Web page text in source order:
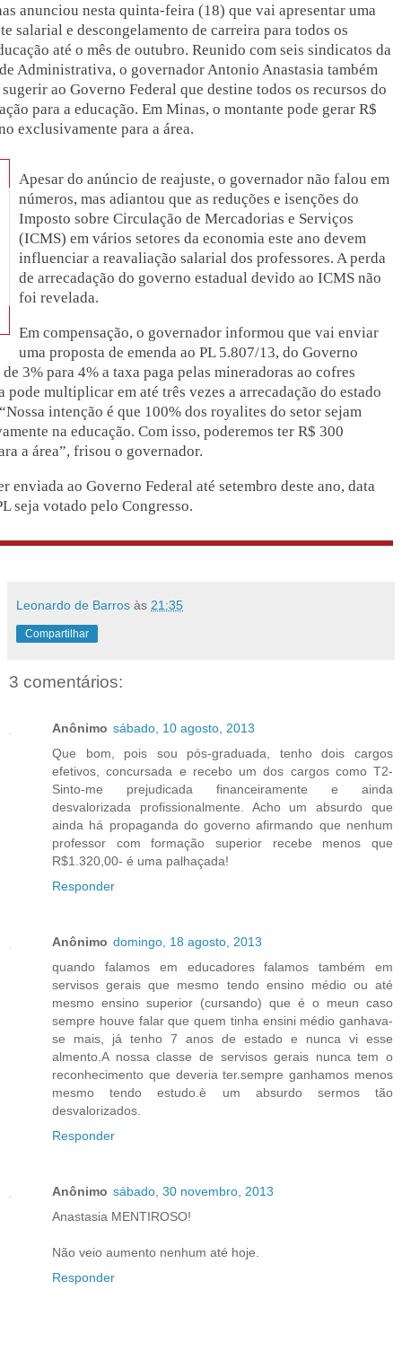
anunciou nesta quinta-feira (18) que vai apresentar uma
salarial e descongelamento de carreira para todos os
até o mês de outubro. Reunido com seis sindicatos da
Administrativa, o governador Antonio Anastasia também
ao Governo Federal que destine todos os recursos do
para a educação. Em Minas, o montante pode gerar R$
exclusivamente para a área.
Apesar do anúncio de reajuste, o governador não falou em
números, mas adiantou que as reduções e isenções do
Imposto sobre Circulação de Mercadorias e Serviços
(ICMS) em vários setores da economia este ano devem
influenciar a reavaliação salarial dos professores. A perda
de arrecadação do governo estadual devido ao ICMS não
foi revelada.
Em compensação, o governador informou que vai enviar
uma proposta de emenda ao PL 5.807/13, do Governo
3% para 4% a taxa paga pelas mineradoras ao cofres
pode multiplicar em até três vezes a arrecadação do estado
intenção é que 100% dos royalites do setor sejam
na educação. Com isso, poderemos ter R$ 300
a área”, frisou o governador.
enviada ao Governo Federal até setembro deste ano, data
seja votado pelo Congresso.
Leonardo de Barros às 21:35
Compartilhar
3 comentários:
Anônimo sábado, 10 agosto, 2013
Que bom, pois sou pós-graduada, tenho dois cargos
efetivos, concursada e recebo um dos cargos como T2-
Sinto-me prejudicada financeiramente e ainda
desvalorizada profissionalmente. Acho um absurdo que
ainda há propaganda do governo afirmando que nenhum
professor com formação superior recebe menos que
R$1.320,00- é uma palhaçada!
Responder
Anônimo domingo, 18 agosto, 2013
quando falamos em educadores falamos também em
servisos gerais que mesmo tendo ensino médio ou até
mesmo ensino superior (cursando) que é o meun caso
sempre houve falar que quem tinha ensini médio ganhava-
se mais, já tenho 7 anos de estado e nunca vi esse
almento.A nossa classe de servisos gerais nunca tem o
reconhecimento que deveria ter.sempre ganhamos menos
mesmo tendo estudo.è um absurdo sermos tão
desvalorizados.
Responder
Anônimo sábado, 30 novembro, 2013
Anastasia MENTIROSO!
Não veio aumento nenhum até hoje.
Responder